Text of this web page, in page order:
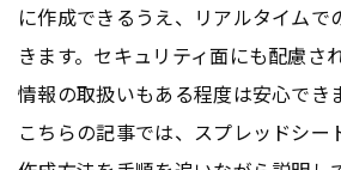
に作成できるうえ、リアルタイムで
きます。セキュリティ面にも配慮さ
情報の取扱いもある程度は安心でき
こちらの記事では、スプレッドシー